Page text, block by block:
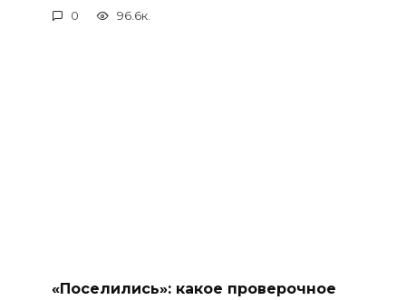
0 96.6к.
«Поселились»: какое проверочное